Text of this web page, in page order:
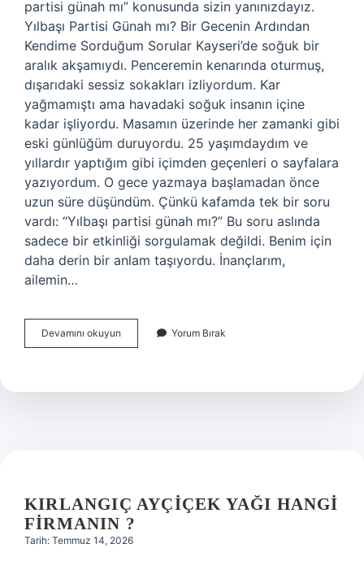
partisi günah mı” konusunda sizin yanınızdayız.
Yılbaşı Partisi Günah mı? Bir Gecenin Ardından
Kendime Sorduğum Sorular Kayseri’de soğuk bir
aralık akşamıydı. Penceremin kenarında oturmuş,
dışarıdaki sessiz sokakları izliyordum. Kar
yağmamıştı ama havadaki soğuk insanın içine
kadar işliyordu. Masamın üzerinde her zamanki gibi
eski günlüğüm duruyordu. 25 yaşımdaydım ve
yıllardır yaptığım gibi içimden geçenleri o sayfalara
yazıyordum. O gece yazmaya başlamadan önce
uzun süre düşündüm. Çünkü kafamda tek bir soru
vardı: “Yılbaşı partisi günah mı?” Bu soru aslında
sadece bir etkinliği sorgulamak değildi. Benim için
daha derin bir anlam taşıyordu. İnançlarım,
ailemin…
Devamını okuyun
partisi
?
Yorum Bırak
KIRLANGIÇ AYÇIÇEK YAĞI HANGI
FIRMANIN ?
Tarih: Temmuz 14, 2026